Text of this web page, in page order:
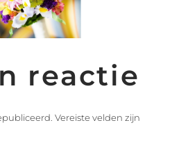
reactie
Vereiste velden zijn